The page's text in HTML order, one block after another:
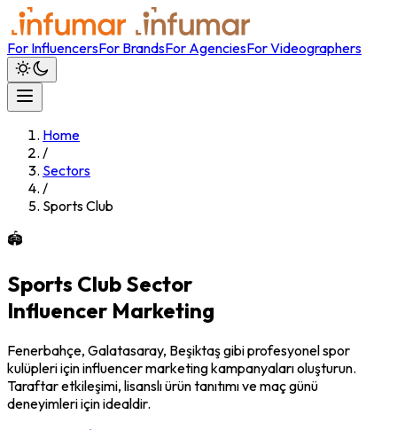
For InfluencersFor BrandsFor AgenciesFor Videographers
Home
/
Sectors
/
Sports Club
🏟️
Sports Club Sector
Influencer Marketing
Fenerbahçe, Galatasaray, Beşiktaş gibi profesyonel spor
kulüpleri için influencer marketing kampanyaları oluşturun.
Taraftar etkileşimi, lisanslı ürün tanıtımı ve maç günü
deneyimleri için idealdir.